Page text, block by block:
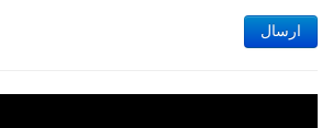
ارسال